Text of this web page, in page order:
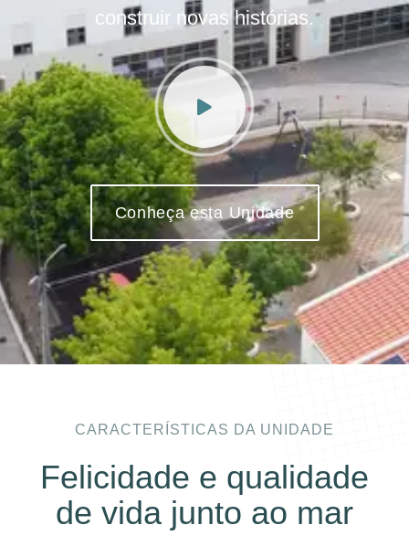
construir novas histórias.
Conheça esta Unidade
CARACTERÍSTICAS DA UNIDADE
Felicidade e qualidade
de vida junto ao mar